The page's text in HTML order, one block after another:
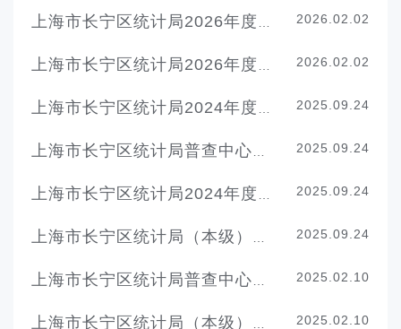
2026.02.02
2026.02.02
2025.09.24
2025.09.24
2025.09.24
2025.09.24
2025.02.10
2025.02.10